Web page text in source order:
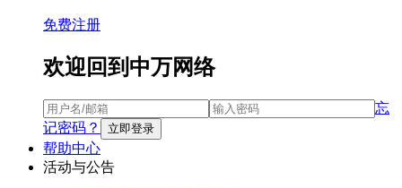
免费注册
欢迎回到中万网络
忘
记密码？
帮助中心
活动与公告